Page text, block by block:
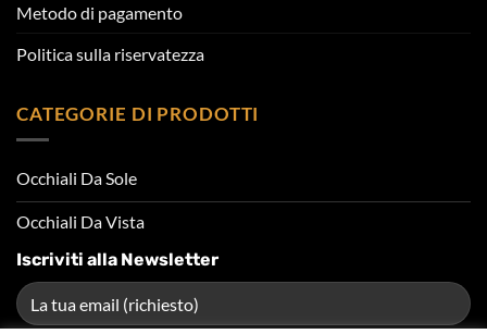
Metodo di pagamento
Politica sulla riservatezza
CATEGORIE DI PRODOTTI
Occhiali Da Sole
Occhiali Da Vista
Iscriviti alla Newsletter